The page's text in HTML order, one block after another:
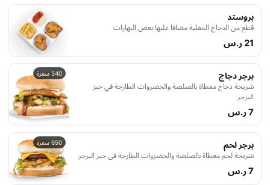
بروستد
قطع من الدجاج المقلية مضافا عليها بعض البهارات
21 ر.س
540 سعرة برجر دجاج
شريحة دجاج مغطاة بالصلصة والخضروات الطازجة في خبز
البرجر
7 ر.س
650 سعرة برجر لحم
شريحة لحم مغطاة بالصلصة والخضروات الطازجة في خبز البرجر
7 ر.س